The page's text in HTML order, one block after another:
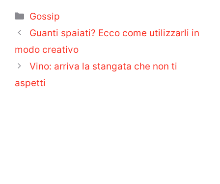
Categorie
Gossip
Guanti spaiati? Ecco come utilizzarli in
modo creativo
Vino: arriva la stangata che non ti
aspetti